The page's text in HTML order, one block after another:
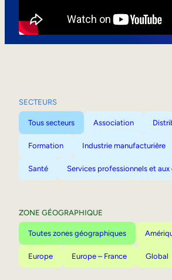
SECTEURS
Tous secteurs Association
Formation Industrie manufacturière
Santé Services professionnels et
ZONE GÉOGRAPHIQUE
Toutes zones géographiques
Europe Europe – France Global